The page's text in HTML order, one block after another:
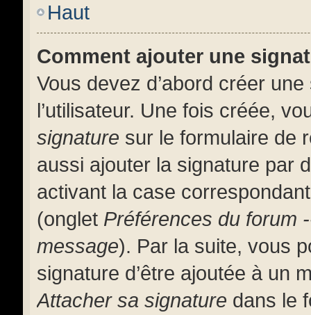
Haut
Comment ajouter une
Vous devez d’abord créer
l’utilisateur. Une fois créée,
signature sur le formulaire de
aussi ajouter la signature par
activant la case
(onglet Préférences du forum
message). Par la suite, vous
signature d’être ajoutée à un
Attacher sa signature dans le